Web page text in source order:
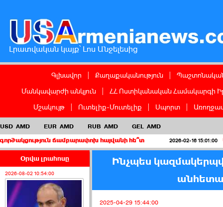
Լրատվական կայք՝ Լոս Անջելեսից
Գլխավոր Քաղաքականություն
Մանկավարժի անկյուն
ՀՀ Ոստիկանական Համակարգի
Մշակույթ
Ուտելիք-Մուտելիք Սպորտ
USD AMD EUR AMD RUB AMD GEL AMD
ճամբարափոխ հայվանի հե՞տ
2026-02-16 15:01:00 Երբ
Օրվա լրահոսը
2026-08-02 10:54:00
Ինչպես
2025-04-29 15:44:00